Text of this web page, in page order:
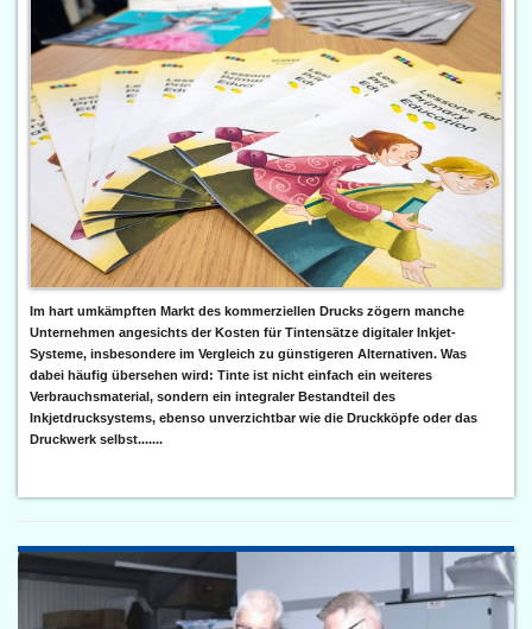
Im hart umkämpften Markt des kommerziellen Drucks zögern manche
Unternehmen angesichts der Kosten für Tintensätze digitaler Inkjet-
Systeme, insbesondere im Vergleich zu günstigeren Alternativen. Was
dabei häufig übersehen wird: Tinte ist nicht einfach ein weiteres
Verbrauchsmaterial, sondern ein integraler Bestandteil des
Inkjetdrucksystems, ebenso unverzichtbar wie die Druckköpfe oder das
Druckwerk selbst.......